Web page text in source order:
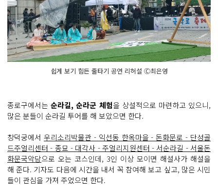
쉽게 보기 힘든 줄타기 공연 리허설 Ⓒ최은영
종로구에서는순라길, 순라군 체험을 상설적으로 마련하고 있으니,
많은 분들이 순라길 투어를 해 보았으면 한다.
창덕궁에서 우리소리박물관 - 익선동 한옥마을 - 돈화문로 - 단성골
드주얼리센터 - 종묘 - 대각사 - 주얼리지원센터 - 서순라길 - 서울돈
화문국악당으로 오는 코스인데, 3인 이상 모이면 해설사가 해설을
해 준다. 기자도 다음에 시간을 내서 꼭 참여해 보고 싶고, 많은 시민
들이 관심을 가져 주었으면 한다.